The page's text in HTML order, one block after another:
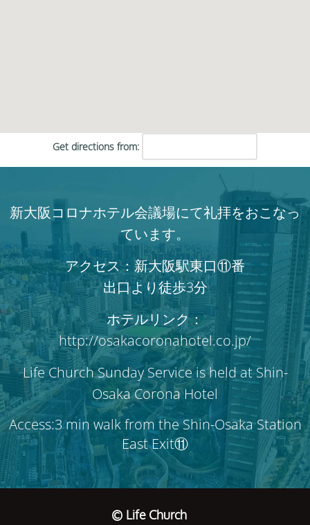
Get directions from:
新大阪コロナホテル会議場にて礼拝をおこなっ
ています。
アクセス：新大阪駅東口⑪番
出口より徒歩3分
ホテルリンク：
http://osakacoronahotel.co.jp/
Life Church Sunday Service is held at Shin-
Osaka Corona Hotel
Access:3 min walk from the Shin-Osaka Station
East Exit⑪
© Life Church